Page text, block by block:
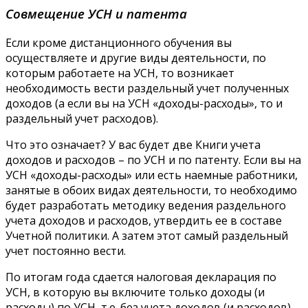
Совмещение УСН и патента
Если кроме дистанционного обучения вы
осуществляете и другие виды деятельности, по
которым работаете на УСН, то возникает
необходимость вести раздельный учет полученных
доходов (а если вы на УСН «доходы-расходы», то и
раздельный учет расходов).
Что это означает? У вас будет две Книги учета
доходов и расходов – по УСН и по патенту. Если вы на
УСН «доходы-расходы» или есть наемные работники,
занятые в обоих видах деятельности, то необходимо
будет разработать методику ведения раздельного
учета доходов и расходов, утвердить ее в составе
Учетной политики. А затем этот самый раздельный
учет постоянно вести.
По итогам года сдается налоговая декларация по
УСН, в которую вы включите только доходы (и